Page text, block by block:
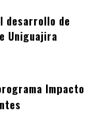
desarrollo de
Uniguajira
Impacto